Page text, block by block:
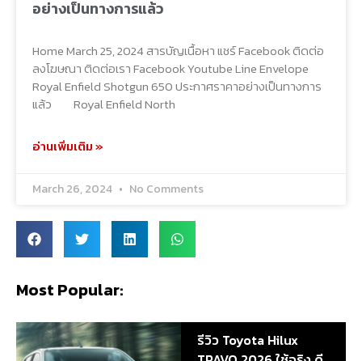
อย่างเป็นทางการแล้ว
Home March 25, 2024 สารบัญเนื้อหา แชร์ Facebook ติดต่อ
ลงโฆษณา ติดต่อเรา Facebook Youtube Line Envelope
Royal Enfield Shotgun 650 ประกาศราคาอย่างเป็นทางการ
แล้ว Royal Enfield North
อ่านเพิ่มเติม »
March 26, 2024 No Comments
Most Popular:
รีวิว Toyota Hilux